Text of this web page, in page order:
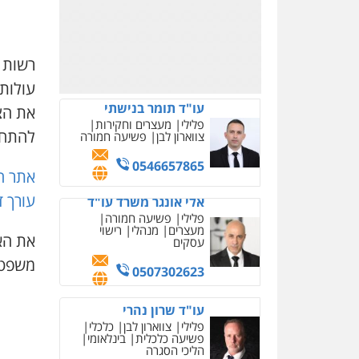
מצגר ושות', חברת עורכי
דין
נדל"ן / עסקים משפחה
תעבורה כלכלי הוצאה
לפועל
עו"ד דרוויש נאשף
פלילי פשיעה חמורה
אדם
0527448141
עו"ד שילה ענבר
פלילי כלכלי מיסים הלבנת
הון ייעוץ לעורכי דין
את
אתר
עורך
את
משפט